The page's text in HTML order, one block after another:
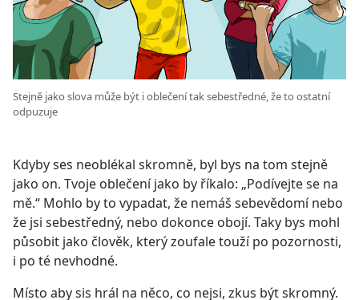
Stejně jako slova může být i oblečení tak sebestředné, že to ostatní
odpuzuje
Kdyby ses neoblékal skromně, byl bys na tom stejně
jako on. Tvoje oblečení jako by říkalo: „Podívejte se na
mě.“ Mohlo by to vypadat, že nemáš sebevědomí nebo
že jsi sebestředný, nebo dokonce obojí. Taky bys mohl
působit jako člověk, který zoufale touží po pozornosti,
i po té nevhodné.
Místo aby sis hrál na něco, co nejsi, zkus být skromný.